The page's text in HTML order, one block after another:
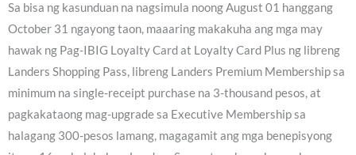
Sa bisa ng kasunduan na nagsimula noong August 01 hanggang
October 31 ngayong taon, maaaring makakuha ang mga may
hawak ng Pag-IBIG Loyalty Card at Loyalty Card Plus ng libreng
Landers Shopping Pass, libreng Landers Premium Membership sa
minimum na single-receipt purchase na 3-thousand pesos, at
pagkakataong mag-upgrade sa Executive Membership sa
halagang 300-pesos lamang, magagamit ang mga benepisyong